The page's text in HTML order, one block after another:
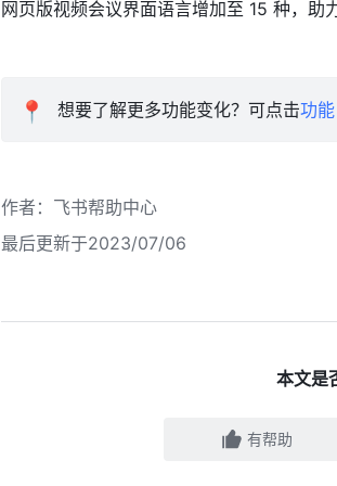
网页版视频会议界面语言增加至 15 种，助
📍 想要了解更多功能变化？可点击功
作者 ： 飞书帮助中心
最后更新于2023/07/06
本文是
有帮助